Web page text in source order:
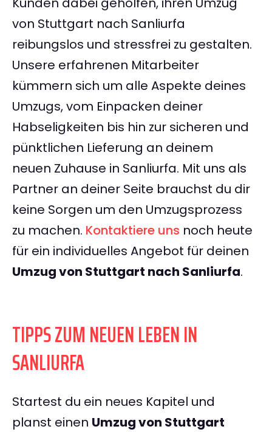
von Stuttgart nach Sanliurfa
reibungslos und stressfrei zu gestalten.
Unsere erfahrenen Mitarbeiter
kümmern sich um alle Aspekte deines
Umzugs, vom Einpacken deiner
Habseligkeiten bis hin zur sicheren und
pünktlichen Lieferung an deinem
neuen Zuhause in Sanliurfa. Mit uns als
Partner an deiner Seite brauchst du dir
keine Sorgen um den Umzugsprozess
zu machen. Kontaktiere uns noch heute
für ein individuelles Angebot für deinen
Umzug von Stuttgart nach Sanliurfa.
TIPPS ZUM NEUEN LEBEN IN
SANLIURFA
Startest du ein neues Kapitel und
planst einen Umzug von Stuttgart